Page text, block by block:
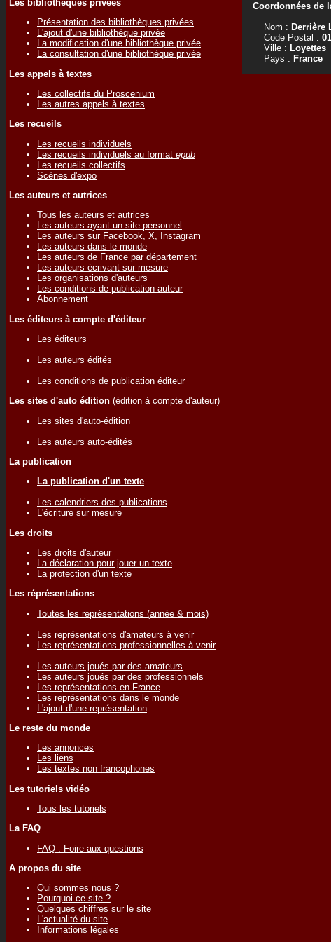
Les bibliothèques privées
Présentation des bibliothèques privées
L'ajout d'une bibliothèque privée
La modification d'une bibliothèque privée
La consultation d'une bibliothèque privée
Les appels à textes
Les collectifs du Proscenium
Les autres appels à textes
Les recueils
Les recueils individuels
Les recueils individuels au format epub
Les recueils collectifs
Scènes d'expo
Les auteurs et autrices
Tous les auteurs et autrices
Les auteurs ayant un site personnel
Les auteurs sur Facebook, X, Instagram
Les auteurs dans le monde
Les auteurs de France par département
Les auteurs écrivant sur mesure
Les organisations d'auteurs
Les conditions de publication auteur
Abonnement
Les éditeurs à compte d'éditeur
Les éditeurs
Les auteurs édités
Les conditions de publication éditeur
Les sites d'auto édition (édition à compte d'auteur)
Les sites d'auto-édition
Les auteurs auto-édités
La publication
La publication d'un texte
Les calendriers des publications
L'écriture sur mesure
Les droits
Les droits d'auteur
La déclaration pour jouer un texte
La protection d'un texte
Les réprésentations
Toutes les représentations (année & mois)
Les représentations d'amateurs à venir
Les représentations professionnelles à venir
Les auteurs joués par des amateurs
Les auteurs joués par des professionnels
Les représentations en France
Les représentations dans le monde
L'ajout d'une représentation
Le reste du monde
Les annonces
Les liens
Les textes non francophones
Les tutoriels vidéo
Tous les tutoriels
La FAQ
FAQ : Foire aux questions
A propos du site
Qui sommes nous ?
Pourquoi ce site ?
Quelques chiffres sur le site
L'actualité du site
Informations légales
Coordonnées de
Nom : Derrière
Code Postal :
Ville : Loyettes
Pays : France